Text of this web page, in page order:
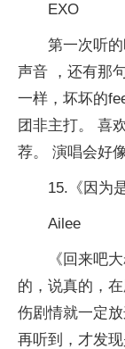
EXO
第一次听
声音 ，还有那
一样，坏坏的
团非主打。 喜
荐。 演唱会好
15.《因为
Ailee
《回来吧
的，说真的，
伤剧情就一定
再听到，才发